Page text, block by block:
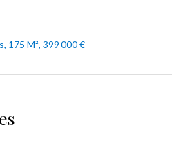
175 M², 399 000 €